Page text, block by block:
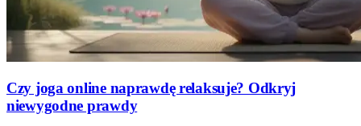
Czy joga online naprawdę relaksuje? Odkryj
niewygodne prawdy